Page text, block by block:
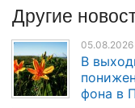
Другие
В
фона в